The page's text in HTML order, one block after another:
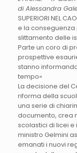
di Alessandra
SUPERIORI NEL
e la
slittamento delle
Parte un coro di
prospettive
stanno
tempo»
La decisione del
riforma della
una serie di
documento, crea
scolastici di licei e
ministro Gelmini
emanati i nuovi